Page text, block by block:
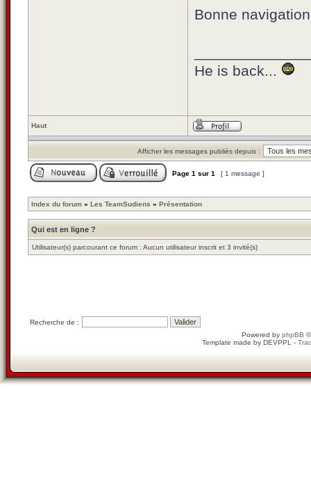
Bonne
He is back...
Haut
Afficher les messages publiés depuis :
Page 1 sur 1 [ 1 message ]
Index du forum » Les TeamSudiens » Présentation
Qui est en ligne ?
Utilisateur(s) parcourant ce forum : Aucun utilisateur inscrit et 3 invité(s)
Recherche de :
Powered by phpBB
Template made by DEVPPL -